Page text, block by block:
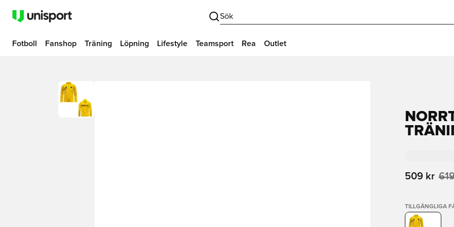
Sök
Fotboll Fanshop Träning Löpning Lifestyle Teamsport Rea Outlet
509 kr
TILLGÄNGLIGA